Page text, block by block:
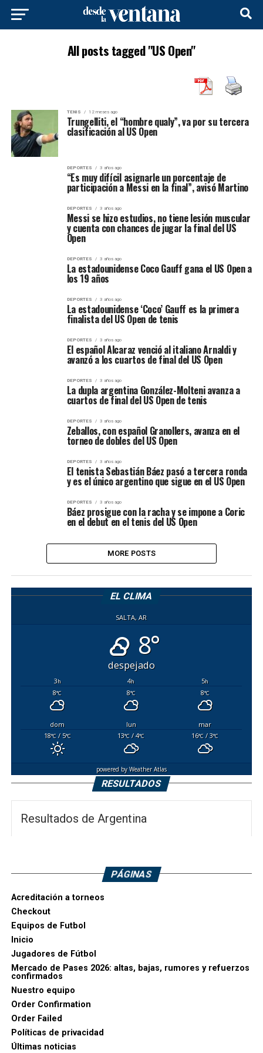
All posts tagged "US Open"
TENIS 12 meses ago
Trungelliti, el “hombre qualy”, va por su tercera
clasificación al US Open
DEPORTES 3 años ago
“Es muy difícil asignarle un porcentaje de
participación a Messi en la final”, avisó Martino
DEPORTES 3 años ago
Messi se hizo estudios, no tiene lesión muscular
y cuenta con chances de jugar la final del US
Open
DEPORTES 3 años ago
La estadounidense Coco Gauff gana el US Open a
los 19 años
DEPORTES 3 años ago
La estadounidense ‘Coco’ Gauff es la primera
finalista del US Open de tenis
DEPORTES 3 años ago
El español Alcaraz venció al italiano Arnaldi y
avanzó a los cuartos de final del US Open
DEPORTES 3 años ago
La dupla argentina González-Molteni avanza a
cuartos de final del US Open de tenis
DEPORTES 3 años ago
Zeballos, con español Granollers, avanza en el
torneo de dobles del US Open
DEPORTES 3 años ago
El tenista Sebastián Báez pasó a tercera ronda
y es el único argentino que sigue en el US Open
DEPORTES 3 años ago
Báez prosigue con la racha y se impone a Coric
en el debut en el tenis del US Open
MORE POSTS
EL CLIMA
SALTA, AR
8°
despejado
3h 4h 5h
8°C 8°C 8°C
dom lun
mar
18°C/ 5°C 13°C / 4°C 16°C / 3°C
powered byWeather Atlas
RESULTADOS
Resultados de Argentina
PÁGINAS
Acreditación a torneos
Checkout
Equipos de Futbol
Inicio
Jugadores de Fútbol
Mercado de Pases 2026: altas, bajas, rumores y refuerzos
confirmados
Nuestro equipo
Order Confirmation
Order Failed
Políticas de privacidad
Últimas noticias